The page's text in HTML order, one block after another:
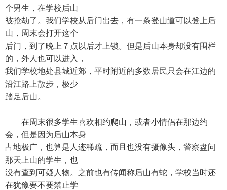
个男生，在学校后山
被抢劫了。我们学校从后门出去，有一条登山道可以登上后
山，周末会打开这个
后门，到了晚上７点以后才上锁。但是后山本身却没有围栏
的，外人也可以进入，
我们学校地处县城近郊，平时附近的多数居民只会在江边的
沿江路上散步，极少
踏足后山。
在周末很多学生喜欢相约爬山，或者小情侣在那边约
会，但是因为后山本身
占地极广，也算是人迹稀疏，而且也没有摄像头，警察盘问
那天上山的学生，也
没有查到可疑人物。之前也有传闻称后山有蛇，学校当时还
在犹豫要不要禁止学